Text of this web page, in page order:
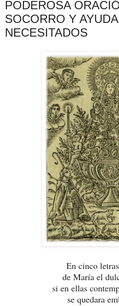
PODEROSA
SOCORRO Y
NECESITADOS
En cinco
de María el
si en ellas
se quedara